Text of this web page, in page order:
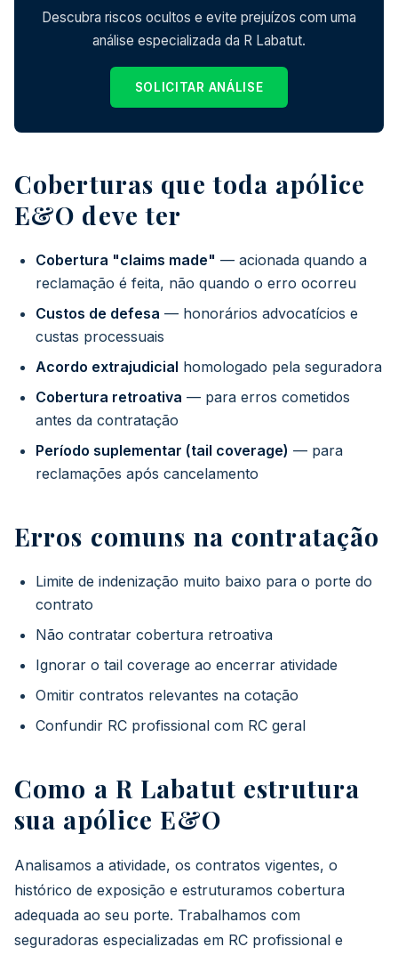
Descubra riscos ocultos e evite prejuízos com uma
análise especializada da R Labatut.
SOLICITAR ANÁLISE
Coberturas que toda apólice
E&O deve ter
Cobertura "claims made" — acionada quando a
reclamação é feita, não quando o erro ocorreu
Custos de defesa — honorários advocatícios e
custas processuais
Acordo extrajudicial homologado pela seguradora
Cobertura retroativa — para erros cometidos
antes da contratação
Período suplementar (tail coverage) — para
reclamações após cancelamento
Erros comuns na contratação
Limite de indenização muito baixo para o porte do
contrato
Não contratar cobertura retroativa
Ignorar o tail coverage ao encerrar atividade
Omitir contratos relevantes na cotação
Confundir RC profissional com RC geral
Como a R Labatut estrutura
sua apólice E&O
Analisamos a atividade, os contratos vigentes, o
histórico de exposição e estruturamos cobertura
adequada ao seu porte. Trabalhamos com
seguradoras especializadas em RC profissional e